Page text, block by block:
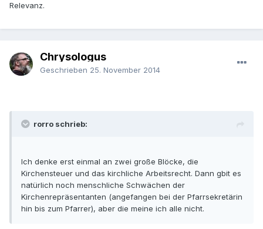
Relevanz.
Chrysologus
Geschrieben 25. November 2014
rorro schrieb:
Ich denke erst einmal an zwei große Blöcke, die
Kirchensteuer und das kirchliche Arbeitsrecht. Dann gbit es
natürlich noch menschliche Schwächen der
Kirchenrepräsentanten (angefangen bei der Pfarrsekretärin
hin bis zum Pfarrer), aber die meine ich alle nicht.